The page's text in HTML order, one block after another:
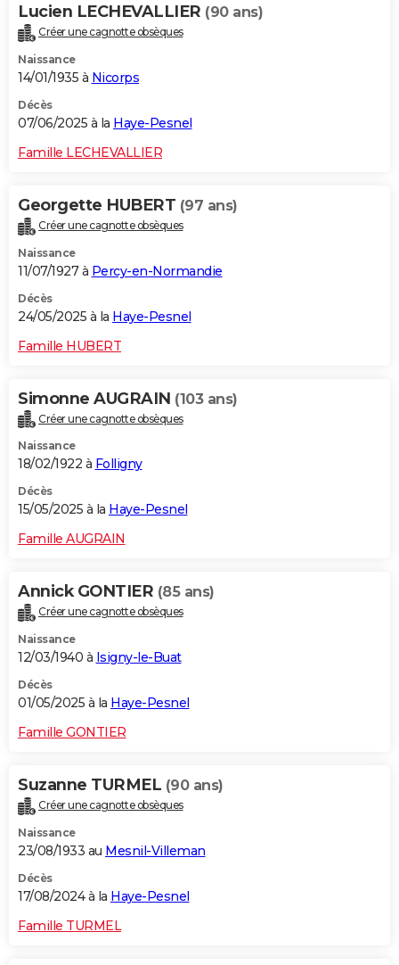
Lucien LECHEVALLIER (90 ans)
Créer une cagnotte obsèques
Naissance
14/01/1935 à Nicorps
Décès
07/06/2025 à la Haye-Pesnel
Famille LECHEVALLIER
Georgette HUBERT (97 ans)
Créer une cagnotte obsèques
Naissance
11/07/1927 à Percy-en-Normandie
Décès
24/05/2025 à la Haye-Pesnel
Famille HUBERT
Simonne AUGRAIN (103 ans)
Créer une cagnotte obsèques
Naissance
18/02/1922 à Folligny
Décès
15/05/2025 à la Haye-Pesnel
Famille AUGRAIN
Annick GONTIER (85 ans)
Créer une cagnotte obsèques
Naissance
12/03/1940 à Isigny-le-Buat
Décès
01/05/2025 à la Haye-Pesnel
Famille GONTIER
Suzanne TURMEL (90 ans)
Créer une cagnotte obsèques
Naissance
23/08/1933 au Mesnil-Villeman
Décès
17/08/2024 à la Haye-Pesnel
Famille TURMEL